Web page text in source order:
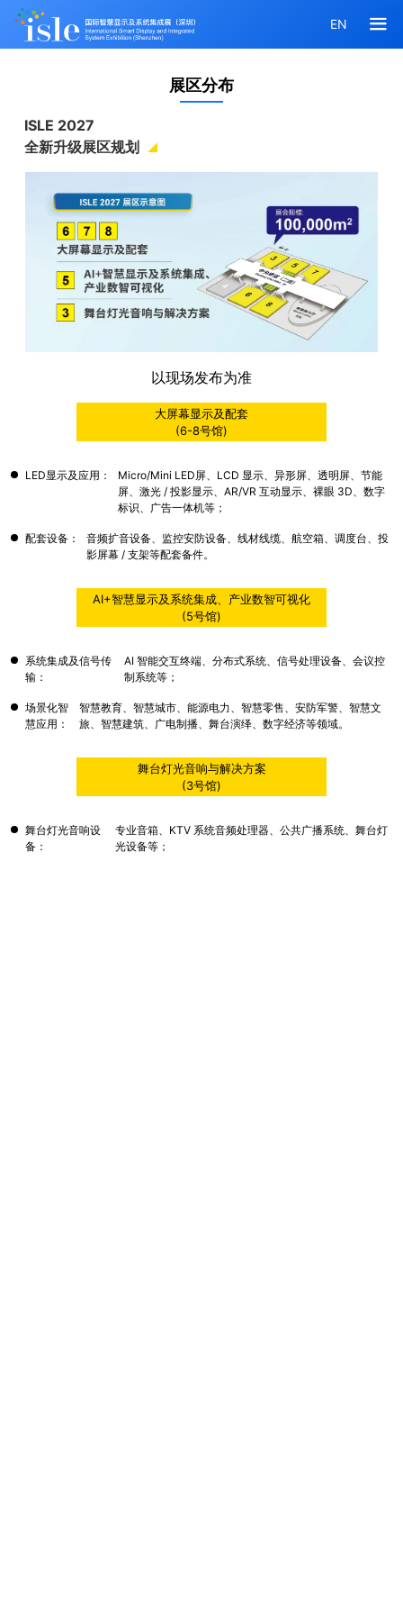
EN
展区分布
ISLE 2027
全新升级展区规划
以现场发布为准
大屏幕显示及配套
(6-8号馆)
LED显示及应用：
Micro/Mini LED屏、LCD 显示、异形屏、透明屏、节能
屏、激光 / 投影显示、AR/VR 互动显示、裸眼 3D、数字
标识、广告一体机等；
配套设备：
音频扩音设备、监控安防设备、线材线缆、航空箱、调度台、投
影屏幕 / 支架等配套备件。
AI+智慧显示及系统集成、产业数智可视化
(5号馆)
系统集成及信号传
输：
AI 智能交互终端、分布式系统、信号处理设备、会议控
制系统等；
场景化智
慧应用：
智慧教育、智慧城市、能源电力、智慧零售、安防军警、智慧文
旅、智慧建筑、广电制播、舞台演绎、数字经济等领域。
舞台灯光音响与解决方案
(3号馆)
舞台灯光音响设
备：
专业音箱、KTV 系统音频处理器、公共广播系统、舞台灯
光设备等；